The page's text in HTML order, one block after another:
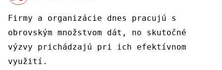
Firmy a organizácie dnes pracujú s
obrovským množstvom dát, no skutočné
výzvy prichádzajú pri ich efektívnom
využití.